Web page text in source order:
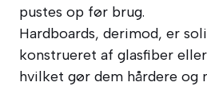
pustes op før brug.
Hardboards, derimod, er
konstrueret af glasfiber
hvilket gør dem hårdere og